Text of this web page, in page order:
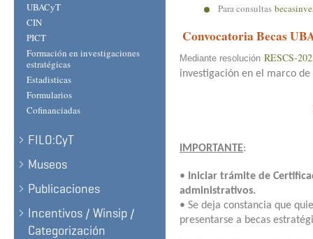
UBACyT
CIN
PICT
Formación en investigaciones
estratégicas
Estadisticas
Formularios
Cofinanciadas
FILO:CyT
Museos
Publicaciones
Incentivos / Winsip /
Categorización
Para consultas
Convocatoria Becas
Mediante resolución RESCS-
investigación en el marco
IMPORTANTE:
•
Iniciar trámite de
administrativos.
• Se deja constancia que
presentarse a becas